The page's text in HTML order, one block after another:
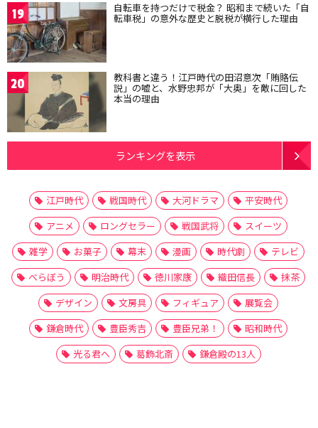
19 自転車を持つだけで税金？ 昭和まで続いた「自
転車税」の意外な歴史と脱税が横行した理由
20 教科書と違う！江戸時代の田沼意次「賄賂伝
説」の嘘と、水野忠邦が「大奥」を敵に回した
本当の理由
ランキングを表示
江戸時代 戦国時代 大河ドラマ
平安時代
アニメ
ロングセラー 戦国武将
スイーツ
雑学
お菓子 幕末 漫画 時代劇
テレビ
べらぼう
明治時代 徳川家康 織田信長
抹茶
デザイン
文房具 フィギュア
展覧会
鎌倉時代
豊臣秀吉 豊臣兄弟！
昭和時代
光る君へ
葛飾北斎 鎌倉殿の13人